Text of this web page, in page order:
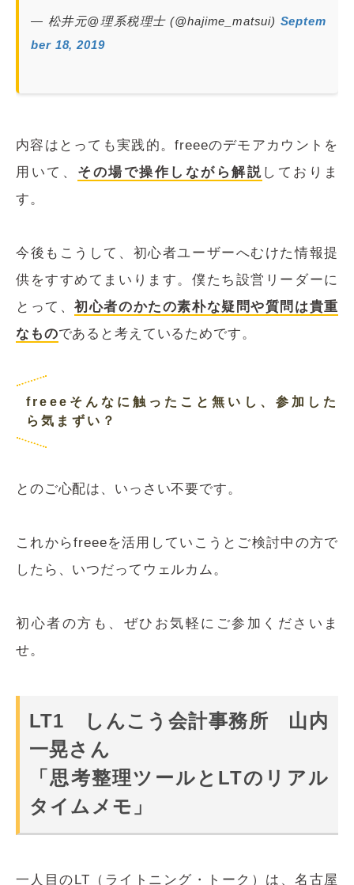
— 松井元@理系税理士 (@hajime_matsui) Septem
ber 18, 2019
内容はとっても実践的。freeeのデモアカウントを
用いて、 その場で操作しながら解説 しておりま
す。
今後もこうして、初心者ユーザーへむけた情報提
供をすすめてまいります。僕たち設営リーダーに
とって、初心者のかたの素朴な疑問や質問は貴重
なものであると考えているためです。
freeeそんなに触ったこと無いし、参加した
ら気まずい？
とのご心配は、いっさい不要です。
これからfreeeを活用していこうとご検討中の方で
したら、いつだってウェルカム。
初心者の方も、ぜひお気軽にご参加くださいま
せ。
LT1 しんこう会計事務所 山内
一晃さん
「思考整理ツールとLTのリアル
タイムメモ 」
一人目のLT（ライトニング・トーク）は、名古屋